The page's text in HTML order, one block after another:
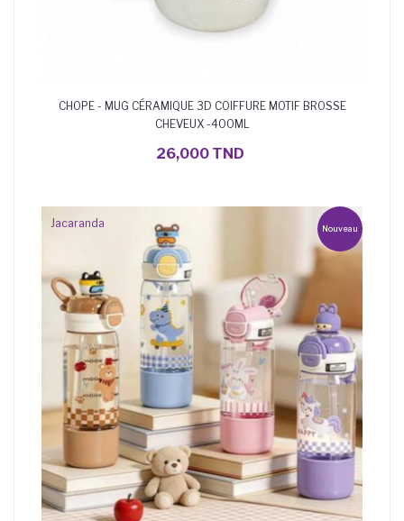
CHOPE - MUG CÉRAMIQUE 3D COIFFURE MOTIF BROSSE
CHEVEUX -400ML
26,000 TND
Nouveau
Jacaranda